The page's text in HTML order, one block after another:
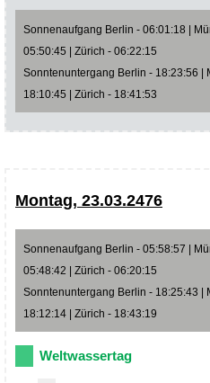
Sonnenaufgang Berlin - 06:01:18 |
05:50:45 | Zürich - 06:22:15
Sonntenuntergang Berlin - 18:23:56 |
18:10:45 | Zürich - 18:41:53
Montag, 23.03.2476
Sonnenaufgang Berlin - 05:58:57 |
05:48:42 | Zürich - 06:20:15
Sonntenuntergang Berlin - 18:25:43 |
18:12:14 | Zürich - 18:43:19
Weltwassertag